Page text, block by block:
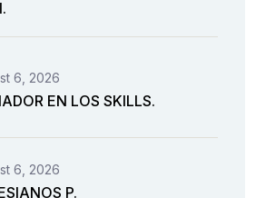
6, 2026
EN LOS SKILLS.
6, 2026
P.